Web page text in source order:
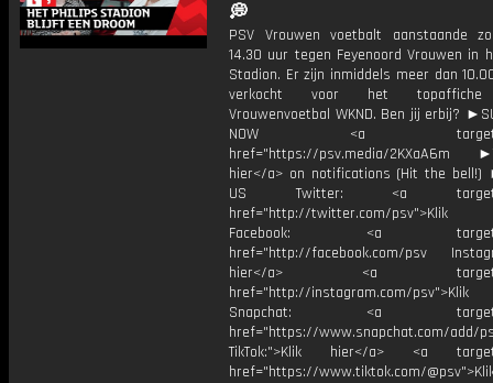
💭
PSV Vrouwen voetbalt aanstaande
14.30 uur tegen Feyenoord Vrouwen in
Stadion. Er zijn inmiddels meer dan
verkocht voor het topaffiche
Vrouwenvoetbal WKND. Ben jij erbij?
NOW <a
href="https://psv.media/2KXaA6m
hier</a> on notifications (Hit the bell!)
US Twitter: <a
href="http://twitter.com/psv">Klik
Facebook: <a
href="http://facebook.com/psv
hier</a> <a
href="http://instagram.com/
Snapchat: <a
href="https://www.snapchat.com/add/
TikTok:">Klik hier</a> <a
href="https://www.tiktok.com/